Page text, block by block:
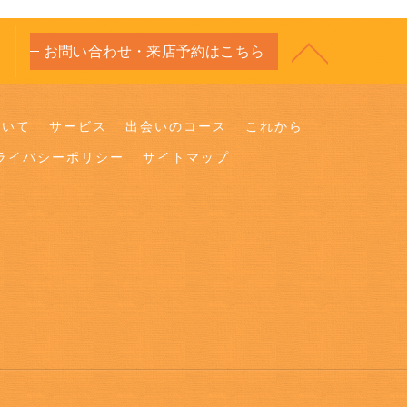
お問い合わせ・来店予約はこちら
て サービス 出会いのコース これから
イバシーポリシー サイトマップ